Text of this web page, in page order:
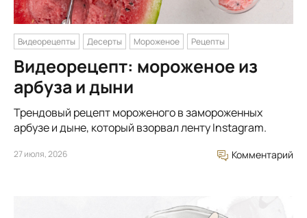
Видеорецепты Десерты Мороженое Рецепты
Видеорецепт: мороженое из
арбуза и дыни
Трендовый рецепт мороженого в замороженных
арбузе и дыне, который взорвал ленту Instagram.
27 июля, 2026 Комментарий